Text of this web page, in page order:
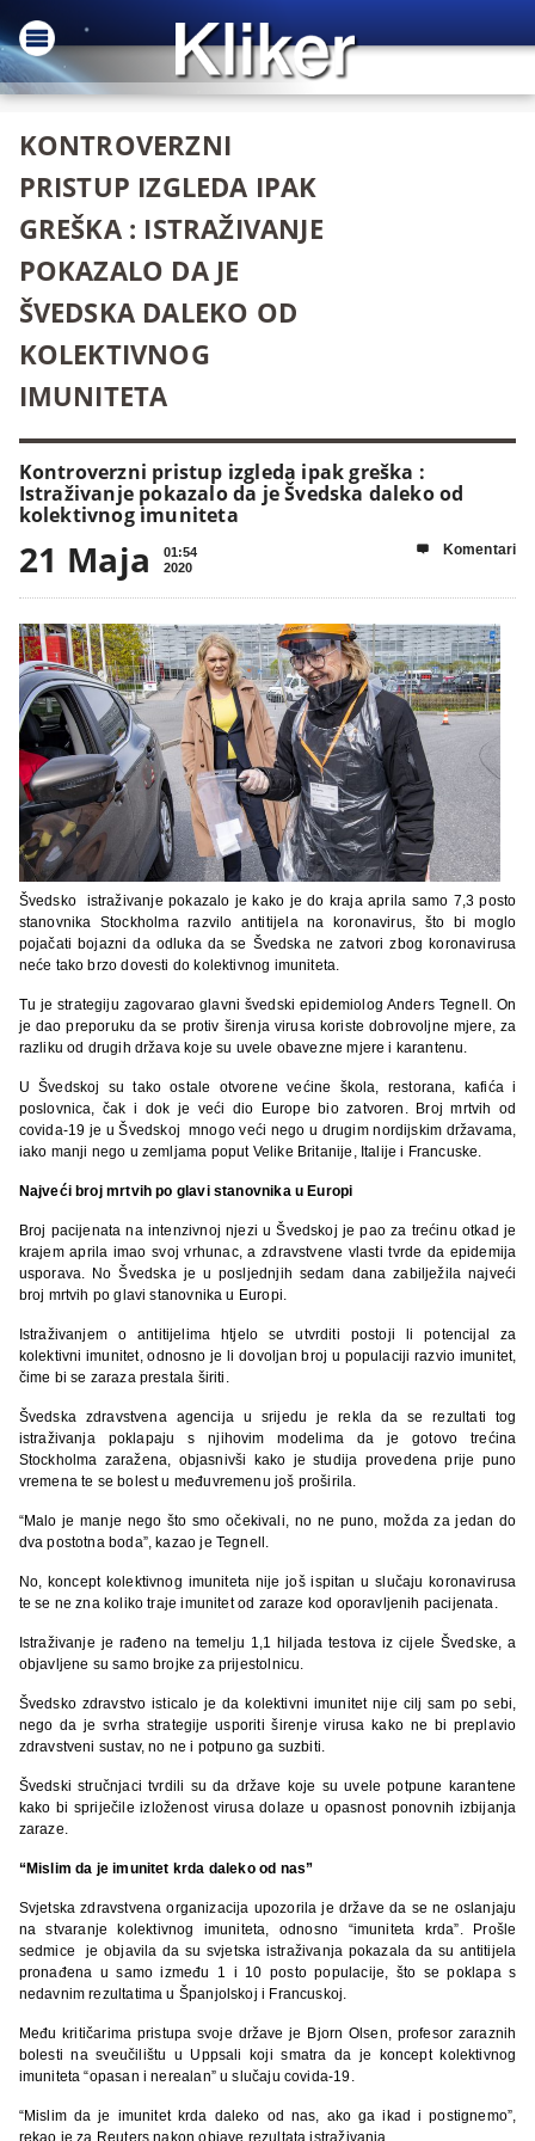
KONTROVERZNI
PRISTUP IZGLEDA IPAK
GREŠKA : ISTRAŽIVANJE
POKAZALO DA JE
ŠVEDSKA DALEKO OD
KOLEKTIVNOG
IMUNITETA
Kontroverzni pristup izgleda ipak greška :
Istraživanje pokazalo da je Švedska daleko od
kolektivnog imuniteta
21 Maja
01:54
2020
 Komentari
Švedsko istraživanje pokazalo je kako je do kraja aprila samo 7,3 posto
stanovnika Stockholma razvilo antitijela na koronavirus, što bi moglo
pojačati bojazni da odluka da se Švedska ne zatvori zbog koronavirusa
neće tako brzo dovesti do kolektivnog imuniteta.
Tu je strategiju zagovarao glavni švedski epidemiolog Anders Tegnell. On
je dao preporuku da se protiv širenja virusa koriste dobrovoljne mjere, za
razliku od drugih država koje su uvele obavezne mjere i karantenu.
U Švedskoj su tako ostale otvorene većine škola, restorana, kafića i
poslovnica, čak i dok je veći dio Europe bio zatvoren. Broj mrtvih od
covida-19 je u Švedskoj mnogo veći nego u drugim nordijskim državama,
iako manji nego u zemljama poput Velike Britanije, Italije i Francuske.
Najveći broj mrtvih po glavi stanovnika u Europi
Broj pacijenata na intenzivnoj njezi u Švedskoj je pao za trećinu otkad je
krajem aprila imao svoj vrhunac, a zdravstvene vlasti tvrde da epidemija
usporava. No Švedska je u posljednjih sedam dana zabilježila najveći
broj mrtvih po glavi stanovnika u Europi.
Istraživanjem o antitijelima htjelo se utvrditi postoji li potencijal za
kolektivni imunitet, odnosno je li dovoljan broj u populaciji razvio imunitet,
čime bi se zaraza prestala širiti.
Švedska zdravstvena agencija u srijedu je rekla da se rezultati tog
istraživanja poklapaju s njihovim modelima da je gotovo trećina
Stockholma zaražena, objasnivši kako je studija provedena prije puno
vremena te se bolest u međuvremenu još proširila.
“Malo je manje nego što smo očekivali, no ne puno, možda za jedan do
dva postotna boda”, kazao je Tegnell.
No, koncept kolektivnog imuniteta nije još ispitan u slučaju koronavirusa
te se ne zna koliko traje imunitet od zaraze kod oporavljenih pacijenata.
Istraživanje je rađeno na temelju 1,1 hiljada testova iz cijele Švedske, a
objavljene su samo brojke za prijestolnicu.
Švedsko zdravstvo isticalo je da kolektivni imunitet nije cilj sam po sebi,
nego da je svrha strategije usporiti širenje virusa kako ne bi preplavio
zdravstveni sustav, no ne i potpuno ga suzbiti.
Švedski stručnjaci tvrdili su da države koje su uvele potpune karantene
kako bi spriječile izloženost virusa dolaze u opasnost ponovnih izbijanja
zaraze.
“Mislim da je imunitet krda daleko od nas”
Svjetska zdravstvena organizacija upozorila je države da se ne oslanjaju
na stvaranje kolektivnog imuniteta, odnosno “imuniteta krda”. Prošle
sedmice je objavila da su svjetska istraživanja pokazala da su antitijela
pronađena u samo između 1 i 10 posto populacije, što se poklapa s
nedavnim rezultatima u Španjolskoj i Francuskoj.
Među kritičarima pristupa svoje države je Bjorn Olsen, profesor zaraznih
bolesti na sveučilištu u Uppsali koji smatra da je koncept kolektivnog
imuniteta “opasan i nerealan” u slučaju covida-19.
“Mislim da je imunitet krda daleko od nas, ako ga ikad i postignemo”,
rekao je za Reuters nakon objave rezultata istraživanja.